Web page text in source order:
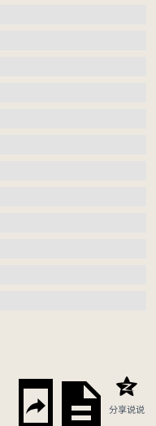
分享说说